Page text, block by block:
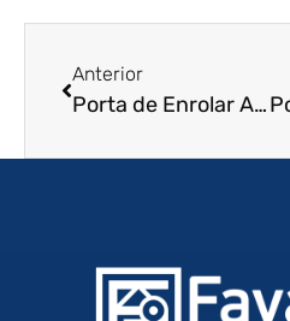
Anterior
Porta de Enrolar Automática em Franco da Rocha – SP